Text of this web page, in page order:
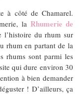
à côté de Chamarel.
laRhumerie de
l’histoire du rhum sur
rhum en partant de la
rhums sont parmi les
qui dure environ 30
à bien demander
! D’ailleurs, ça